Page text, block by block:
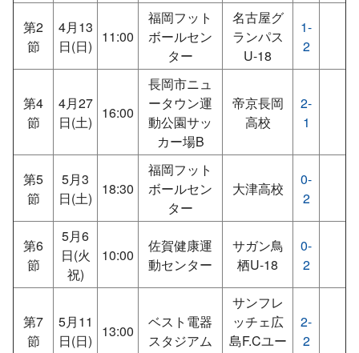
第2
節
4月13
日(日) 11:00
福岡フット
ボールセン
ター
名古屋グ
ランパス
U-18
1-
2
第4
節
4月27
日(土) 16:00
長岡市ニュ
ータウン運
動公園サッ
カー場B
帝京長岡
高校
2-
1
第5
節
5月3
日(土) 18:30
福岡フット
ボールセン
ター
大津高校
0-
2
第6
節
5月6
日(火
祝)
10:00
佐賀健康運
動センター
サガン鳥
栖U-18
0-
2
第7
節
5月11
日(日) 13:00
ベスト電器
スタジアム
サンフレ
ッチェ広
島F.Cユー
2-
2